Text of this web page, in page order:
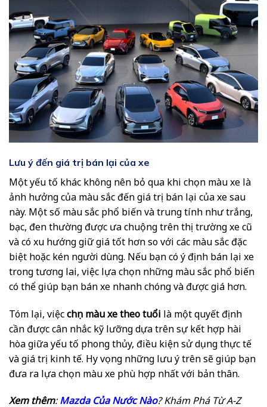
Lưu ý đến giá trị bán lại của xe
Một yếu tố khác không nên bỏ qua khi chọn màu xe là
ảnh hưởng của màu sắc đến giá trị bán lại của xe sau
này. Một số màu sắc phổ biến và trung tính như trắng,
bạc, đen thường được ưa chuộng trên thị trường xe cũ
và có xu hướng giữ giá tốt hơn so với các màu sắc đặc
biệt hoặc kén người dùng. Nếu bạn có ý định bán lại xe
trong tương lai, việc lựa chọn những màu sắc phổ biến
có thể giúp bạn bán xe nhanh chóng và được giá hơn.
Tóm lại, việcchọn màu xe theo tuổi là một quyết định
cần được cân nhắc kỹ lưỡng dựa trên sự kết hợp hài
hòa giữa yếu tố phong thủy, điều kiện sử dụng thực tế
và giá trị kinh tế. Hy vọng những lưu ý trên sẽ giúp bạn
đưa ra lựa chọn màu xe phù hợp nhất với bản thân.
Xem thêm:Mazda Của Nước Nào? Khám Phá Từ A-Z